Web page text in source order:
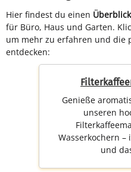
Hier findest du einen
für Büro, Haus und Garten.
um mehr zu erfahren und die
entdecken:
Genieße
unseren
Wasserkochern
und